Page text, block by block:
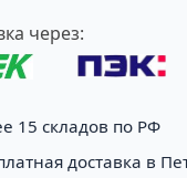
через:
15 складов по РФ
доставка в